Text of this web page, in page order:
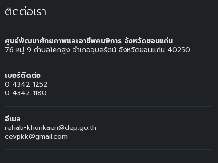
ติดต่อเรา
ศูนย์พัฒนาศักยภาพและอาชีพคนพิการ จังหวัดขอนแก่น
76 หมู่ 9 ตำบลโคกสูง อำเภออุบลรัตน์ จังหวัดขอนแก่น 40250
เบอร์ติดต่อ
0 4342 1252
0 4342 1180
อีเมล
rehab-khonkaen@dep.go.th
cevpkk@gmail.com